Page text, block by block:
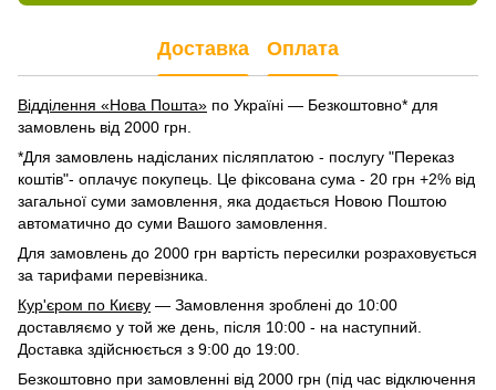
Доставка Оплата
Відділення «Нова Пошта» по Україні — Безкоштовно* для
замовлень від 2000 грн.
*Для замовлень надісланих післяплатою - послугу "Переказ
коштів"- оплачує покупець. Це фіксована сума - 20 грн +2% від
загальної суми замовлення, яка додається Новою Поштою
автоматично до суми Вашого замовлення.
Для замовлень до 2000 грн вартість пересилки розраховується
за тарифами перевізника.
Кур'єром по Києву — Замовлення зроблені до 10:00
доставляємо у той же день, після 10:00 - на наступний.
Доставка здійснюється з 9:00 до 19:00.
Безкоштовно при замовленні від 2000 грн (під час відключення